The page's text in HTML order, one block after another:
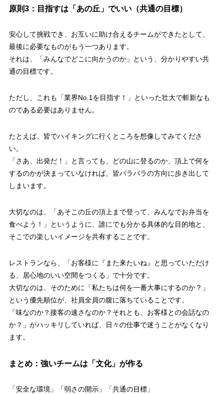
原則3：目指すは「あの丘」でいい（共通の目標）
安心して挑戦でき、お互いに助け合えるチームができたとして、
最後に必要なものがもう一つあります。
それは、「みんなでどこに向かうのか」という、分かりやすい共
通の目標です。
ただし、これも「業界No.1を目指す！」といった壮大で斬新なも
のである必要はありません。
たとえば、皆でハイキングに行くところを想像してみてくださ
い。
「さあ、出発だ！」と言っても、どの山に登るのか、頂上で何を
するのかが決まっていなければ、皆バラバラの方向に歩き出して
しまいます。
大切なのは、「あそこの丘の頂上まで登って、みんなでお弁当を
食べよう！」というように、誰にでも分かる具体的な目的地と、
そこでの楽しいイメージを共有することです。
レストランなら、「お客様に『また来たいね』と思っていただけ
る、居心地のいい空間をつくる」で十分です。
大切なのは、そのために「私たちは何を一番大事にするのか？」
という優先順位が、社員全員の腹に落ちていることです。
「味なのか？接客の速さなのか？それとも、お客様との会話なの
か？」がハッキリしていれば、日々の仕事で迷うことがなくなり
ます。
まとめ：強いチームは「文化」が作る
「安全な環境」「弱さの開示」「共通の目標」